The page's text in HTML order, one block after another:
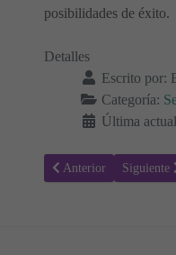
posibilidades de éxito.
Detalles
Escrito por:
Categoría:
Última
Artículo anterior:
Anterior Artículo
Siguiente